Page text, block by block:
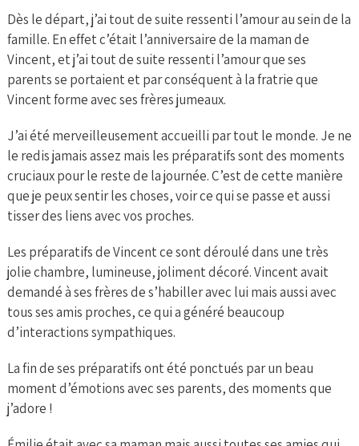
Dès le départ, j’ai tout de suite ressenti l’amour au sein de la
famille. En effet c’était l’anniversaire de la maman de
Vincent, et j’ai tout de suite ressenti l’amour que ses
parents se portaient et par conséquent à la fratrie que
Vincent forme avec ses frères jumeaux.
J’ai été merveilleusement accueilli par tout le monde. Je ne
le redis jamais assez mais les préparatifs sont des moments
cruciaux pour le reste de la journée. C’est de cette manière
que je peux sentir les choses, voir ce qui se passe et aussi
tisser des liens avec vos proches.
Les préparatifs de Vincent ce sont déroulé dans une très
jolie chambre, lumineuse, joliment décoré. Vincent avait
demandé à ses frères de s’habiller avec lui mais aussi avec
tous ses amis proches, ce qui a généré beaucoup
d’interactions sympathiques.
La fin de ses préparatifs ont été ponctués par un beau
moment d’émotions avec ses parents, des moments que
j’adore !